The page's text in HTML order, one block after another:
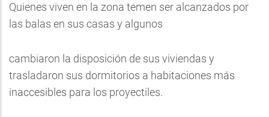
Quienes viven en la zona temen ser alcanzados por
las balas en sus casas y algunos
cambiaron la disposición de sus viviendas y
trasladaron sus dormitorios a habitaciones más
inaccesibles para los proyectiles.